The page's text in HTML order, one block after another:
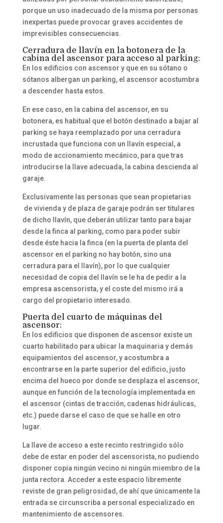
porque un uso inadecuado de la misma por personas
inexpertas puede provocar graves accidentes de
imprevisibles consecuencias.
Cerradura de llavín en la botonera de la
cabina del ascensor para acceso al parking:
En los edificios con ascensor y que en su sótano o
sótanos albergan un parking, el ascensor acostumbra
a descender hasta estos.
En ese caso, en la cabina del ascensor, en su
botonera, es habitual que el botón destinado a bajar al
parking se haya reemplazado por una cerradura
incrustada que funciona con un llavín especial, a
modo de accionamiento mecánico, para que tras
introducirse la llave adecuada, la cabina descienda al
garaje.
Exclusivamente las personas que sean propietarias
de vivienda y de plaza de garaje podrán ser titulares
de dicho llavín, que deberán utilizar tanto para bajar
desde la finca al parking, como para poder subir
desde éste hacia la finca (en la puerta de planta del
ascensor en el parking no hay botón, sino una
cerradura para el llavín), por lo que cualquier
necesidad de copia del llavín se le ha de pedir a la
empresa ascensorista, y el coste del mismo irá a
cargo del propietario interesado.
Puerta del cuarto de máquinas del
ascensor:
En los edificios que disponen de ascensor existe un
cuarto habilitado para ubicar la maquinaria y demás
equipamientos del ascensor, y acostumbra a
encontrarse en la parte superior del edificio, justo
encima del hueco por donde se desplaza el ascensor,
aunque en función de la tecnología implementada en
el ascensor (cintas de tracción, cadenas hidráulicas,
etc.) puede darse el caso de que se halle en otro
lugar.
La llave de acceso a este recinto restringido sólo
debe de estar en poder del ascensorista, no pudiendo
disponer copia ningún vecino ni ningún miembro de la
junta rectora. Acceder a este espacio libremente
reviste de gran peligrosidad, de ahí que únicamente la
entrada se circunscriba a personal especializado en
mantenimiento de ascensores.